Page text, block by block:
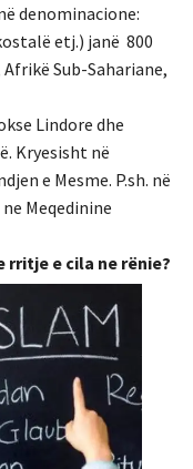
denominacione:
etj.) janë 800
Sub-Sahariane,
Lindore dhe
Kryesisht në
e Mesme. P.sh. në
Meqedinine
rritje e cila ne rënie?